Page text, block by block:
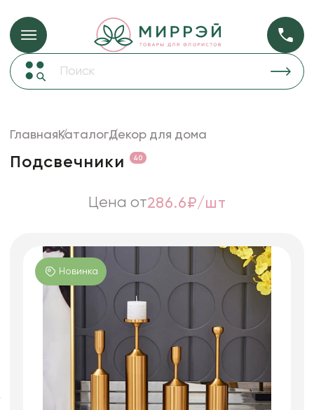
Упаковка для цветов и подарков Упаковка для
Декор для дома
Искусственные цветы и растения
Декоративные вазы, кашпо
Изделия из металла
ГлавнаяКаталогДекор для дома
Подсвечники 40
Цена от286.6₽/шт
Новинка